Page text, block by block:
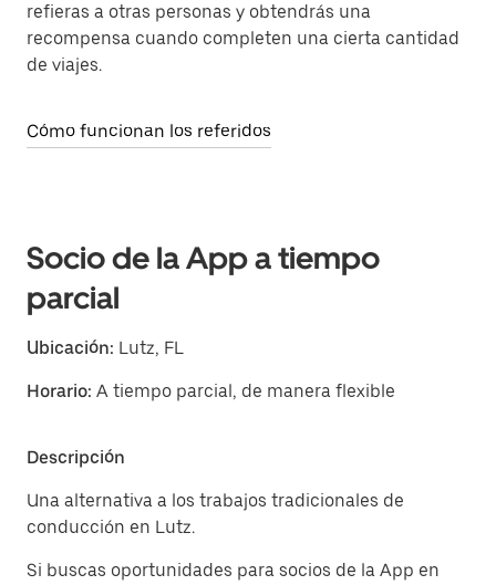
refieras a otras personas y obtendrás una
recompensa cuando completen una cierta cantidad
de viajes.
Cómo funcionan los referidos
Socio de la App a tiempo
parcial
Ubicación: Lutz, FL
Horario: A tiempo parcial, de manera flexible
Descripción
Una alternativa a los trabajos tradicionales de
conducción en Lutz.
Si buscas oportunidades para socios de la App en